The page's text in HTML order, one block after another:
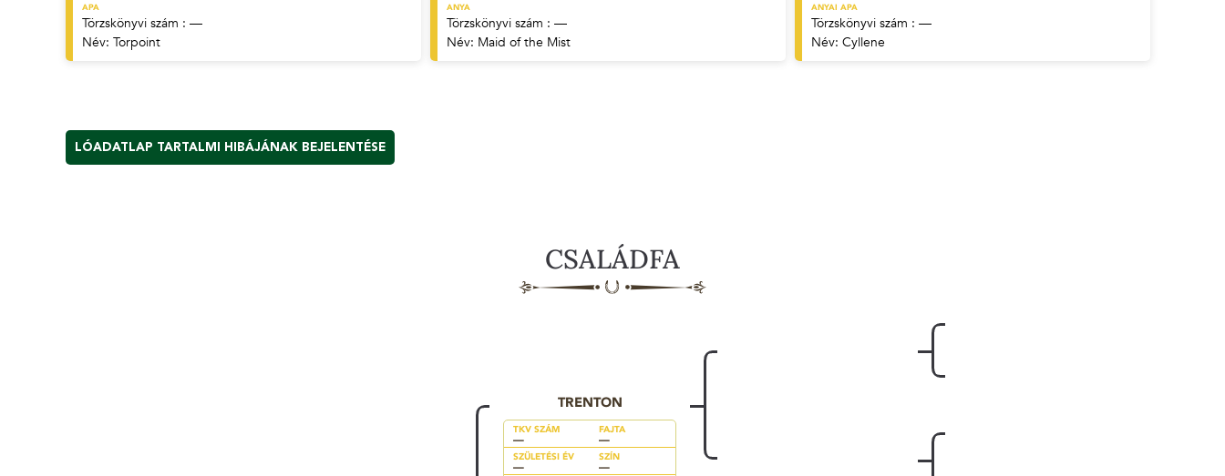
APA
Törzskönyvi szám : —
Név: Torpoint
ANYA
Törzskönyvi szám : —
Név: Maid of the Mist
ANYAI APA
Törzskönyvi szám : —
Név: Cyllene
LÓADATLAP TARTALMI HIBÁJÁNAK BEJELENTÉSE
CSALÁDFA
TRENTON
TKV SZÁM
—
FAJTA
—
SZÜLETÉSI ÉV
—
SZÍN
—